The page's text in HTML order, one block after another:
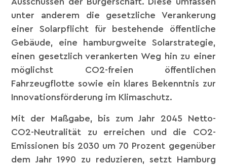
unter anderem die gesetzliche Verankerung
einer Solarpflicht für bestehende öffentliche
Gebäude, eine hamburgweite Solarstrategie,
einen gesetzlich verankerten Weg hin zu einer
möglichst CO2-freien öffentlichen
Fahrzeugflotte sowie ein klares Bekenntnis zur
Innovationsförderung im Klimaschutz.
Mit der Maßgabe, bis zum Jahr 2045 Netto-
CO2-Neutralität zu erreichen und die CO2-
Emissionen bis 2030 um 70 Prozent gegenüber
dem Jahr 1990 zu reduzieren, setzt Hamburg